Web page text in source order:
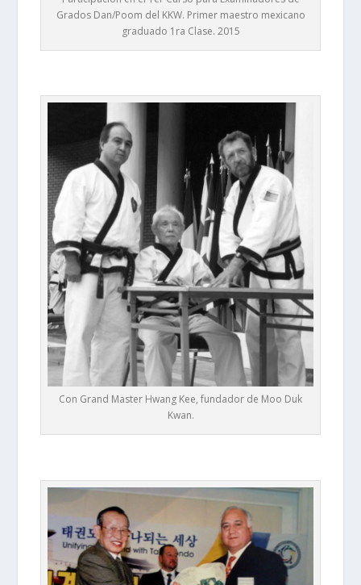
Grados Dan/Poom del KKW. Primer maestro mexicano
graduado 1ra Clase. 2015
Con Grand Master Hwang Kee, fundador de Moo Duk
Kwan.